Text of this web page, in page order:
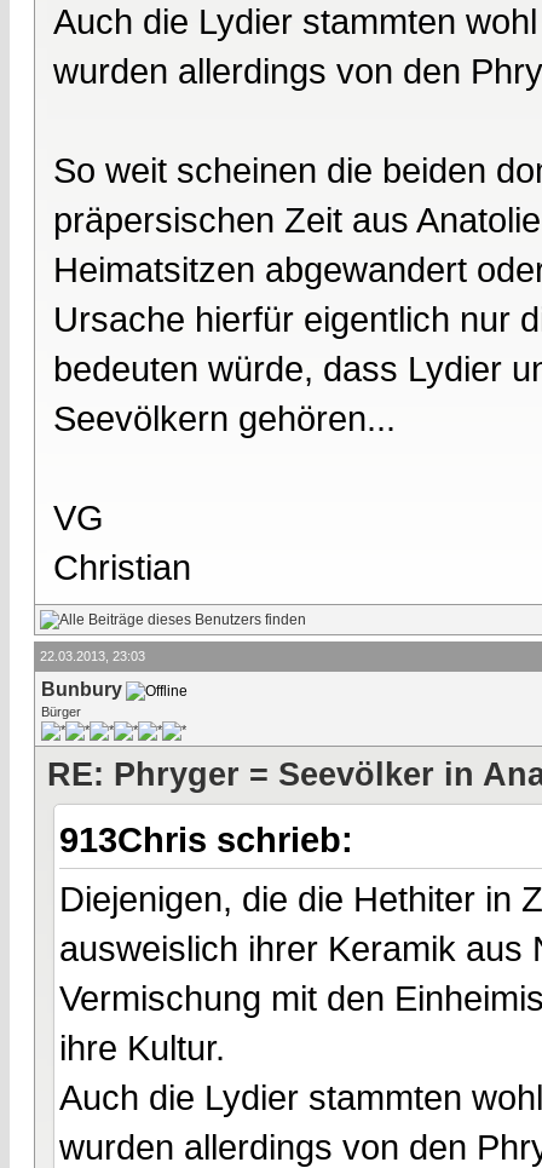
Auch die Lydier stammten
wurden allerdings von den
So weit scheinen die beiden
präpersischen Zeit aus
Heimatsitzen abgewandert
Ursache hierfür eigentlich nur
bedeuten würde, dass Lydier
Seevölkern gehören...
VG
Christian
22.03.2013, 23:03
Bunbury
Bürger
RE: Phryger = Seevölker in
913Chris schrieb:
Diejenigen, die die Hethiter in
ausweislich ihrer Keramik aus
Vermischung mit den
ihre Kultur.
Auch die Lydier stammten
wurden allerdings von den